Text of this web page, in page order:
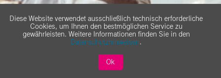
Diese Website verwendet ausschließlich technisch erforderliche
Cookies, um Ihnen den bestmöglichen Service zu
gewährleisten. Weitere Informationen finden Sie in den
Datenschutzhinweisen.
Ok
Professional Services